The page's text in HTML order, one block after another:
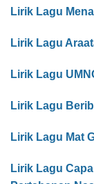
Lirik Lagu
Lirik Lagu
Lirik Lagu
Lirik Lagu
Lirik Lagu Mat
Lirik Lagu